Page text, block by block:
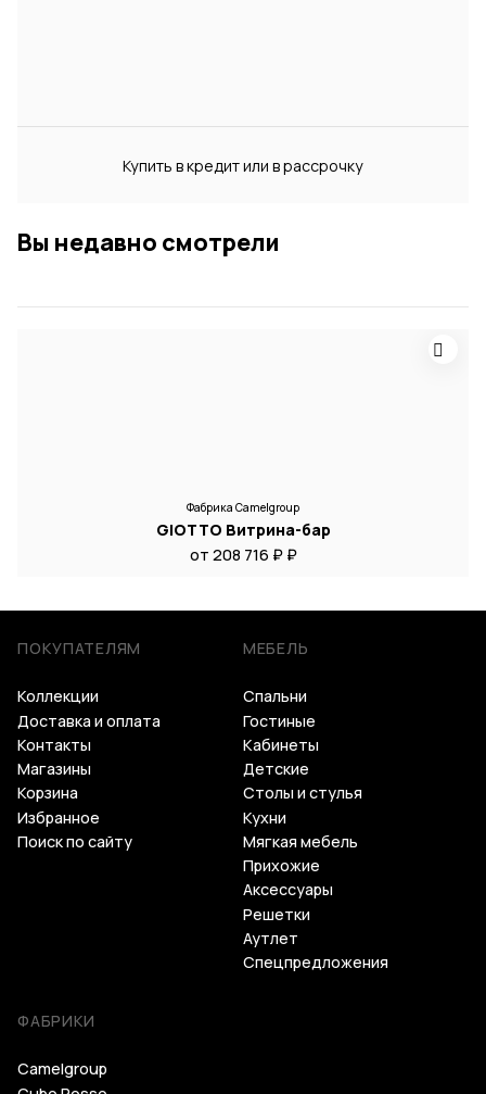
Купить в кредит или в рассрочку
Вы недавно смотрели
Фабрика Camelgroup
GIOTTO Витрина-бар
от 208 716 ₽ ₽
ПОКУПАТЕЛЯМ
Коллекции
Доставка и оплата
Контакты
Магазины
Корзина
Избранное
Поиск по сайту
МЕБЕЛЬ
Спальни
Гостиные
Кабинеты
Детские
Столы и стулья
Кухни
Мягкая мебель
Прихожие
Аксессуары
Решетки
Аутлет
Спецпредложения
ФАБРИКИ
Camelgroup